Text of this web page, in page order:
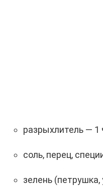
разрыхлитель — 1
соль, перец,
зелень (петрушка,